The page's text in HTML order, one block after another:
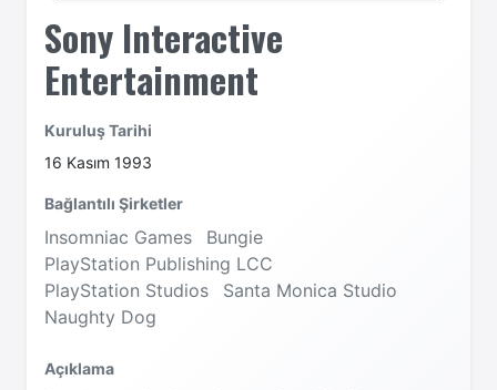
Sony Interactive
Entertainment
Kuruluş Tarihi
16 Kasım 1993
Bağlantılı Şirketler
Insomniac Games
Bungie
PlayStation Publishing LCC
PlayStation Studios
Santa Monica Studio
Naughty Dog
Açıklama